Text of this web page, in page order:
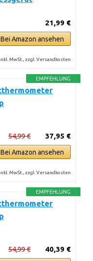
21,99 €
Bei Amazon ansehen
MwSt., zzgl. Versandkosten
EMPFEHLUNG
37,95 €
54,99 €
Bei Amazon ansehen
MwSt., zzgl. Versandkosten
EMPFEHLUNG
40,39 €
54,99 €